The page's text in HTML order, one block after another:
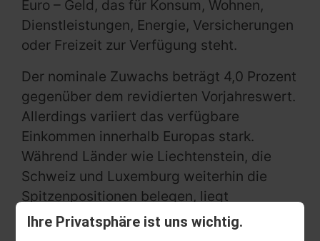
Ihre Privatsphäre ist uns wichtig.
Euro – Geld, das für Konsum, Wohnen,
Dienstleistungen, Energie, Versicherungen
oder Freizeit zur Verfügung steht.
Der nominale Zuwachs beträgt 4,0 Prozent
gegenüber dem revidierten Vorjahreswert.
Allerdings variiert das verfügbare
Einkommen innerhalb Europas stark.
Während Länder wie Liechtenstein, die
Schweiz und Luxemburg weiterhin die
Spitzenpositionen belegen, liegt
Deutschland auf Platz 9 des europäischen